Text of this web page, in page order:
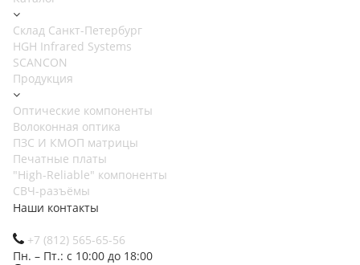
Cклад Санкт-Петербург
HGH Infrared Systems
SCANCON
Продукция
Оптические компоненты
Волоконная оптика
ПЗС И КМОП матрицы
Печатные платы
"High-Reliable" компоненты
СВЧ-разъёмы
Наши контакты
+7 (812) 565-65-56
Пн. – Пт.: с 10:00 до 18:00